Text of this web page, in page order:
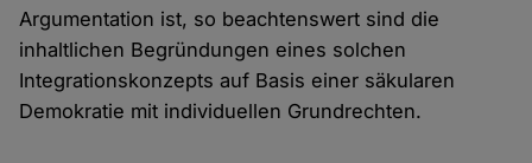
Argumentation ist, so beachtenswert sind die
inhaltlichen Begründungen eines solchen
Integrationskonzepts auf Basis einer säkularen
Demokratie mit individuellen Grundrechten.